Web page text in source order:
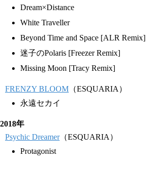
Dream×Distance
White Traveller
Beyond Time and Space [ALR Remix]
迷子のPolaris [Freezer Remix]
Missing Moon [Tracy Remix]
FRENZY BLOOM （ESQUARIA）
永遠セカイ
2018年
Psychic Dreamer（ESQUARIA）
Protagonist